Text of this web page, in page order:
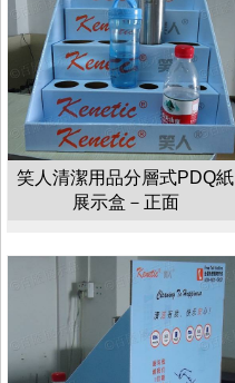
笑人清潔用品分層式PDQ紙
展示盒－正面